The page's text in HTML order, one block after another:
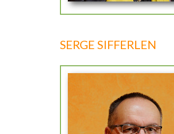
SERGE SIFFERLEN